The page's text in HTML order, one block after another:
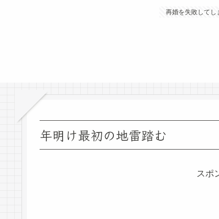
再婚を失敗してし
年明け最初の地雷踏む
スポ